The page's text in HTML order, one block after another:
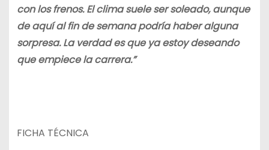
con los frenos. El clima suele ser soleado, aunque
de aquí al fin de semana podría haber alguna
sorpresa. La verdad es que ya estoy deseando
que empiece la carrera.”
FICHA TÉCNICA